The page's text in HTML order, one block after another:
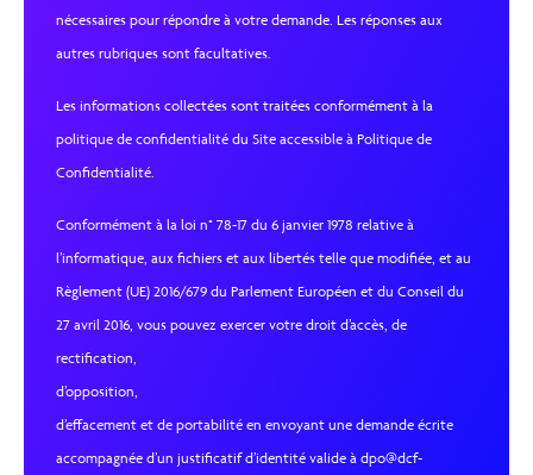
nécessaires pour répondre à votre demande. Les réponses aux
autres rubriques sont facultatives.
Les informations collectées sont traitées conformément à la
politique de confidentialité du Site accessible à Politique de
Confidentialité.
Conformément à la loi n° 78-17 du 6 janvier 1978 relative à
l’informatique, aux fichiers et aux libertés telle que modifiée, et au
Règlement (UE) 2016/679 du Parlement Européen et du Conseil du
27 avril 2016, vous pouvez exercer votre droit d’accès, de
rectification,
d’opposition,
d’effacement et de portabilité en envoyant une demande écrite
accompagnée d’un justificatif d’identité valide à dpo@dcf-